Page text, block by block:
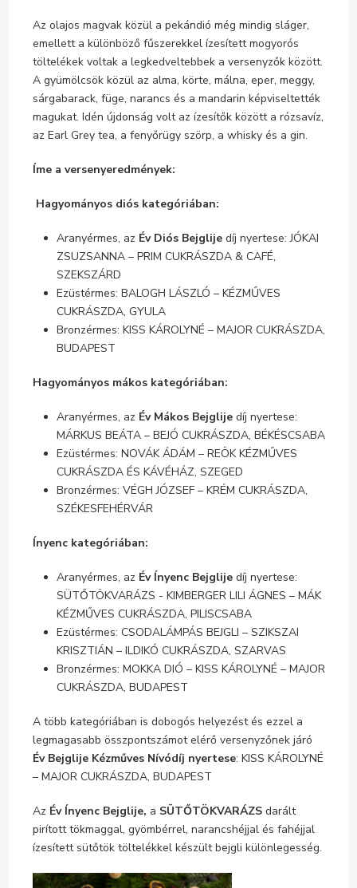
Az olajos magvak közül a pekándió még mindig sláger,
emellett a különböző fűszerekkel ízesített mogyorós
töltelékek voltak a legkedveltebbek a versenyzők között.
A gyümölcsök közül az alma, körte, málna, eper, meggy,
sárgabarack, füge, narancs és a mandarin képviseltették
magukat. Idén újdonság volt az ízesítők között a rózsavíz,
az Earl Grey tea, a fenyőrügy szörp, a whisky és a gin.
Íme a versenyeredmények:
Hagyományos diós kategóriában:
Aranyérmes, az Év Diós Bejglijedíj nyertese: JÓKAI
ZSUZSANNA – PRIM CUKRÁSZDA & CAFÉ,
SZEKSZÁRD
Ezüstérmes: BALOGH LÁSZLÓ – KÉZMŰVES
CUKRÁSZDA, GYULA
Bronzérmes: KISS KÁROLYNÉ – MAJOR CUKRÁSZDA,
BUDAPEST
Hagyományos mákos kategóriában:
Aranyérmes, az Év Mákos Bejglijedíj nyertese:
MÁRKUS BEÁTA – BEJÓ CUKRÁSZDA, BÉKÉSCSABA
Ezüstérmes: NOVÁK ÁDÁM – REÖK KÉZMŰVES
CUKRÁSZDA ÉS KÁVÉHÁZ, SZEGED
Bronzérmes: VÉGH JÓZSEF – KRÉM CUKRÁSZDA,
SZÉKESFEHÉRVÁR
Ínyenc kategóriában:
Aranyérmes, az Év Ínyenc Bejglijedíj nyertese:
SÜTŐTÖKVARÁZS - KIMBERGER LILI ÁGNES – MÁK
KÉZMŰVES CUKRÁSZDA, PILISCSABA
Ezüstérmes: CSODALÁMPÁS BEJGLI – SZIKSZAI
KRISZTIÁN – ILDIKÓ CUKRÁSZDA, SZARVAS
Bronzérmes: MOKKA DIÓ – KISS KÁROLYNÉ – MAJOR
CUKRÁSZDA, BUDAPEST
A több kategóriában is dobogós helyezést és ezzel a
legmagasabb összpontszámot elérő versenyzőnek járó
Év Bejglije Kézműves Nívódíj nyertese: KISS KÁROLYNÉ
– MAJOR CUKRÁSZDA, BUDAPEST
Az Év Ínyenc Bejglije, a SÜTŐTÖKVARÁZS darált
pirított tökmaggal, gyömbérrel, narancshéjjal és fahéjjal
ízesített sütőtök töltelékkel készült bejgli különlegesség.